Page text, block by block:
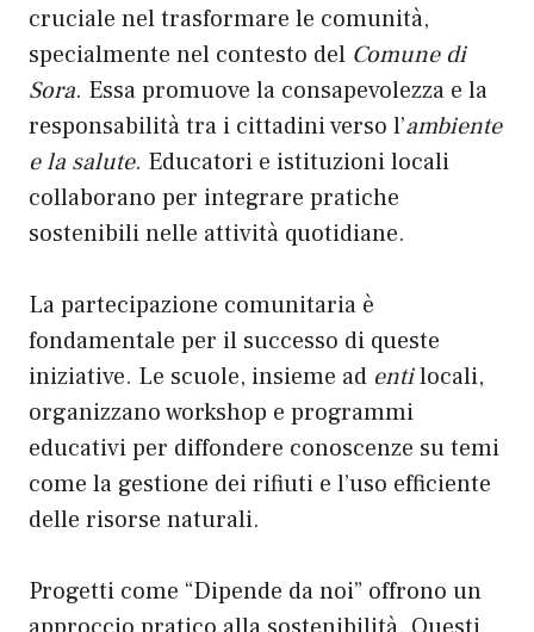
cruciale nel trasformare le comunità,
specialmente nel contesto del Comune di
Sora. Essa promuove la consapevolezza e la
responsabilità tra i cittadini verso l’ambiente
e la salute. Educatori e istituzioni locali
collaborano per integrare pratiche
sostenibili nelle attività quotidiane.
La partecipazione comunitaria è
fondamentale per il successo di queste
iniziative. Le scuole, insieme ad entilocali,
organizzano workshop e programmi
educativi per diffondere conoscenze su temi
come la gestione dei rifiuti e l’uso efficiente
delle risorse naturali.
Progetti come “Dipende da noi” offrono un